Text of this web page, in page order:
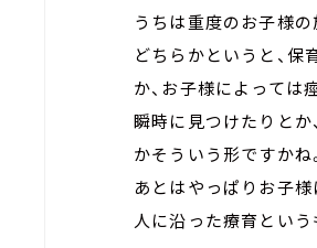
うちは重度のお子様の
どちらかというと、
か、お子様によっては
瞬時に見つけたりと
かそういう形ですかね
あとはやっぱりお子
人に沿った療育という